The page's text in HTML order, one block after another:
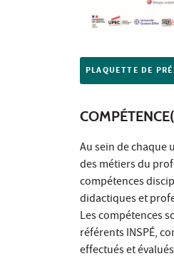
PLAQUETTE DE
Au sein de chaque
des métiers du
compétences
didactiques et
Les compétences
référents INSPÉ,
effectués et